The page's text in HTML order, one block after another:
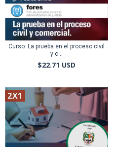
Curso: La prueba en el proceso civil
y c...
$22.71 USD
2X1